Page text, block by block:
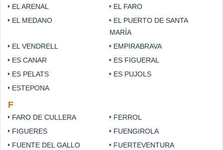
EL ARENAL
EL FARO
EL MEDANO
EL PUERTO DE SANTA
MARÍA
EL VENDRELL
EMPIRABRAVA
ES CANAR
ES FIGUERAL
ES PELATS
ES PUJOLS
ESTEPONA
F
FARO DE CULLERA
FERROL
FIGUERES
FUENGIROLA
FUENTE DEL GALLO
FUERTEVENTURA